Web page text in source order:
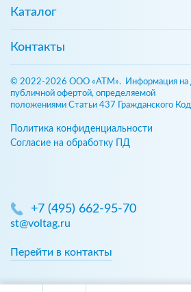
Каталог
Контакты
© 2022-2026 ООО «АТМ». Информация на
публичной офертой, определяемой
положениями Статьи 437 Гражданского
Политика конфиденциальности
Согласие на обработку ПД
+7 (495) 662-95-70
st@voltag.ru
Перейти в контакты